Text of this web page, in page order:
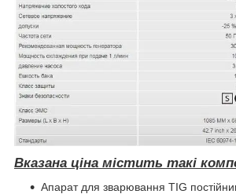
Вказана ціна містить такі
Апарат для зварювання ТIG